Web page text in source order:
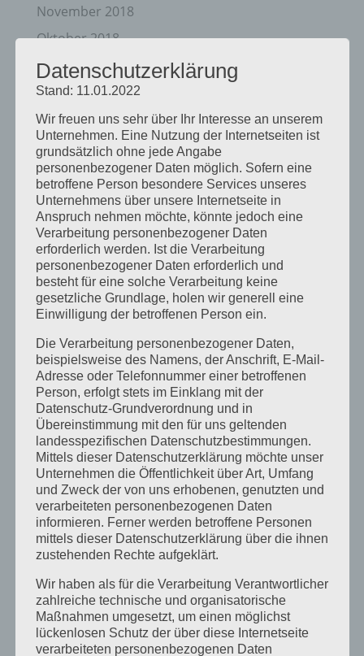
November 2018
Oktober 2018
August 2018
Juli 2018
Mai 2018
April 2018
August 2017
Juli 2017
Juni 2017
August 2016
Juli 2016
November 2015
August 2015
Juli 2015
Mai 2015
April 2015
August 2014
Juli 2014
Juni 2014
Januar 2014
August 2013
Juli 2013
Juni 2013
Datenschutzerklärung
Stand: 11.01.2022
Wir freuen uns sehr über Ihr Interesse an unserem
Unternehmen. Eine Nutzung der Internetseiten ist
grundsätzlich ohne jede Angabe
personenbezogener Daten möglich. Sofern eine
betroffene Person besondere Services unseres
Unternehmens über unsere Internetseite in
Anspruch nehmen möchte, könnte jedoch eine
Verarbeitung personenbezogener Daten
erforderlich werden. Ist die Verarbeitung
personenbezogener Daten erforderlich und
besteht für eine solche Verarbeitung keine
gesetzliche Grundlage, holen wir generell eine
Einwilligung der betroffenen Person ein.
Die Verarbeitung personenbezogener Daten,
beispielsweise des Namens, der Anschrift, E-Mail-
Adresse oder Telefonnummer einer betroffenen
Person, erfolgt stets im Einklang mit der
Datenschutz-Grundverordnung und in
Übereinstimmung mit den für uns geltenden
landesspezifischen Datenschutzbestimmungen.
Mittels dieser Datenschutzerklärung möchte unser
Unternehmen die Öffentlichkeit über Art, Umfang
und Zweck der von uns erhobenen, genutzten und
verarbeiteten personenbezogenen Daten
informieren. Ferner werden betroffene Personen
mittels dieser Datenschutzerklärung über die ihnen
zustehenden Rechte aufgeklärt.
Wir haben als für die Verarbeitung Verantwortlicher
zahlreiche technische und organisatorische
Maßnahmen umgesetzt, um einen möglichst
lückenlosen Schutz der über diese Internetseite
verarbeiteten personenbezogenen Daten